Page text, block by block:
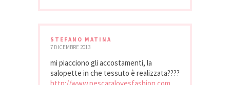
STEFANO MATINA
7 DICEMBRE 2013
mi piacciono gli accostamenti, la
salopette in che tessuto è realizzata????